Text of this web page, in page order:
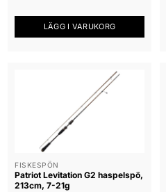
LÄGG I VARUKORG
FISKESPÖN
Patriot Levitation G2 haspelspö,
213cm, 7-21g